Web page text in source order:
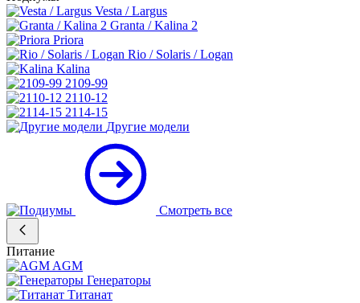
Vesta / Largus
Granta / Kalina 2
Priora
Rio / Solaris / Logan
Kalina
2109-99
2110-12
2114-15
Другие модели
Смотреть все
Питание
AGM
Генераторы
Титанат